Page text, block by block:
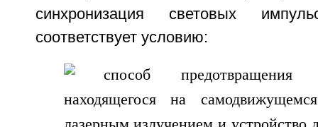
синхронизация световых
соответствует условию: